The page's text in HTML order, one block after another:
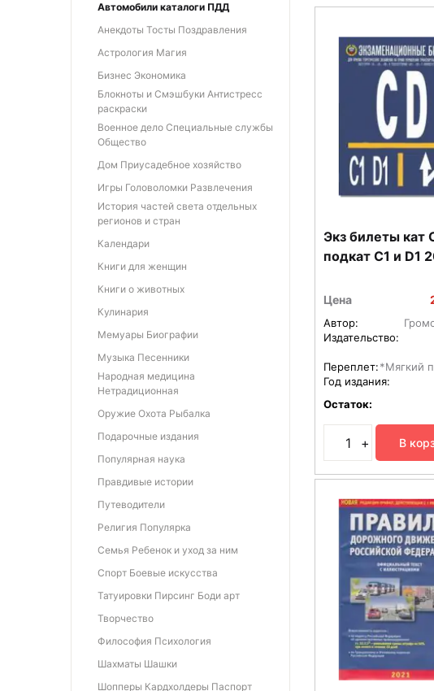
Автомобили каталоги ПДД
Анекдоты Тосты Поздравления
Астрология Магия
Бизнес Экономика
Блокноты и Смэшбуки Антистресс
раскраски
Военное дело Специальные службы
Общество
Дом Приусадебное хозяйство
Игры Головоломки Развлечения
История частей света отдельных
регионов и стран
Календари
Книги для женщин
Книги о животных
Кулинария
Мемуары Биографии
Музыка Песенники
Народная медицина
Нетрадиционная
Оружие Охота Рыбалка
Подарочные издания
Популярная наука
Правдивые истории
Путеводители
Религия Популярка
Семья Ребенок и уход за ним
Спорт Боевые искусства
Татуировки Пирсинг Боди арт
Творчество
Философия Психология
Шахматы Шашки
Шопперы Кардхолдеры Паспорт
Экз билеты кат
подкат С1 и D1
Цена
Автор:
Издательство:
Переплет:*Мягкий
Год издания:
Остаток:
+ В